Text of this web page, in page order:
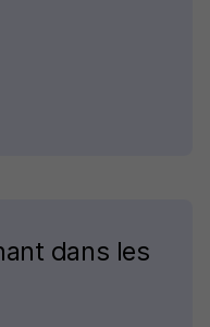
dans les